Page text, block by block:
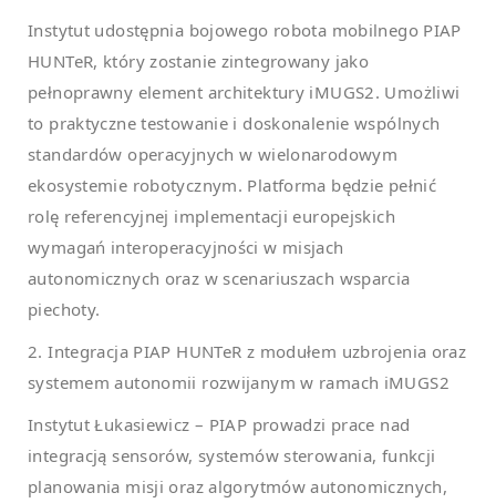
Instytut udostępnia bojowego robota mobilnego PIAP
HUNTeR, który zostanie zintegrowany jako
pełnoprawny element architektury iMUGS2. Umożliwi
to praktyczne testowanie i doskonalenie wspólnych
standardów operacyjnych w wielonarodowym
ekosystemie robotycznym. Platforma będzie pełnić
rolę referencyjnej implementacji europejskich
wymagań interoperacyjności w misjach
autonomicznych oraz w scenariuszach wsparcia
piechoty.
2. Integracja PIAP HUNTeR z modułem uzbrojenia oraz
systemem autonomii rozwijanym w ramach iMUGS2
Instytut Łukasiewicz – PIAP prowadzi prace nad
integracją sensorów, systemów sterowania, funkcji
planowania misji oraz algorytmów autonomicznych,